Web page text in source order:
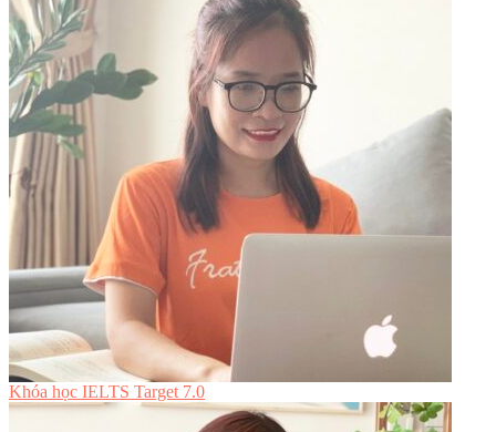
Khóa học IELTS Target 7.0